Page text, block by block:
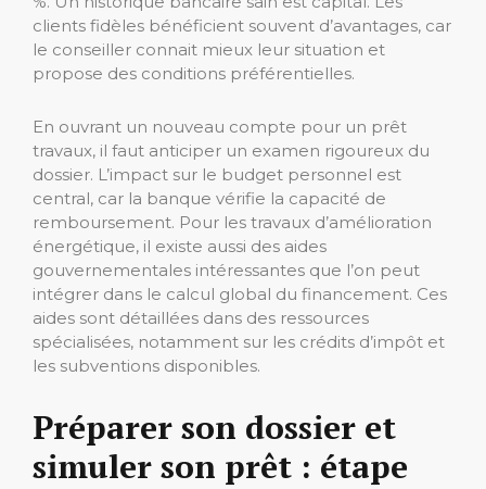
clients fidèles bénéficient souvent d’avantages, car
le conseiller connait mieux leur situation et
propose des conditions préférentielles.
En ouvrant un nouveau compte pour un prêt
travaux, il faut anticiper un examen rigoureux du
dossier. L’impact sur le budget personnel est
central, car la banque vérifie la capacité de
remboursement. Pour les travaux d’amélioration
énergétique, il existe aussi des aides
gouvernementales intéressantes que l’on peut
intégrer dans le calcul global du financement. Ces
aides sont détaillées dans des ressources
spécialisées, notamment sur les crédits d’impôt et
les subventions disponibles.
Préparer son dossier et
simuler son prêt : étape